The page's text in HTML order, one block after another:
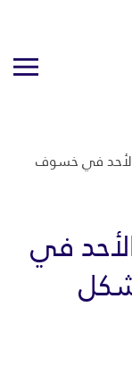
الأحد في خسوف
في